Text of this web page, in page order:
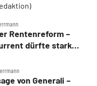
Rentenreform –
dürfte stark
von Generali –